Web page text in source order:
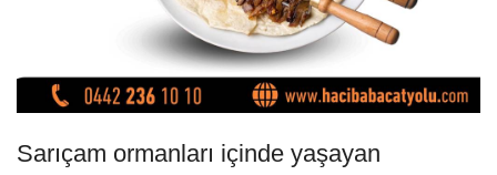
Sarıçam ormanları içinde yaşayan